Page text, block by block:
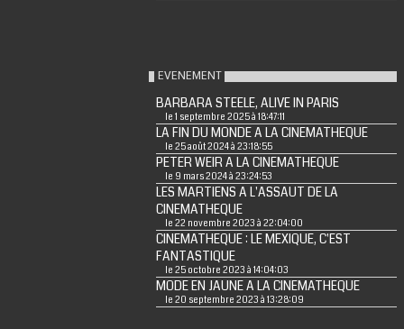
EVENEMENT
BARBARA STEELE, ALIVE IN PARIS
le 1 septembre 2025 à 18:47:11
LA FIN DU MONDE A LA CINEMATHEQUE
le 25 août 2024 à 23:18:55
PETER WEIR A LA CINEMATHEQUE
le 9 mars 2024 à 23:24:53
LES MARTIENS A L'ASSAUT DE LA
CINEMATHEQUE
le 22 novembre 2023 à 22:04:00
CINEMATHEQUE : LE MEXIQUE, C'EST
FANTASTIQUE
le 25 octobre 2023 à 14:04:03
MODE EN JAUNE A LA CINEMATHEQUE
le 20 septembre 2023 à 13:28:09